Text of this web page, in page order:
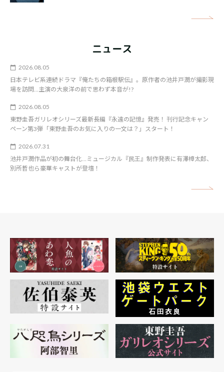
ニュース
2026.08.05
日本テレビ系連続ドラマ『俺たちの箱根駅伝』。原作者の池井戸潤が撮影現
場を訪問…主演の大泉洋の前で思わず本音が!?
2026.08.05
東野圭吾ガリレオシリーズ最新長編『永遠の記憶』発売！ 刊行記念キャン
ペーン第3弾「東野圭吾のお気に入りの一文は？」スタート！
2026.07.31
池井戸潤作品が初の舞台化…ミュージカル『民王』制作発表に有澤樟太郎、
別所哲也ら豪華キャストが登壇！